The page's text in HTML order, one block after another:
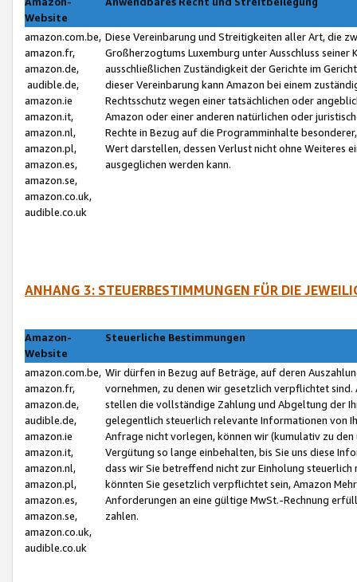
Website
amazon.com.be,
amazon.fr,
amazon.de,
audible.de,
amazon.ie
amazon.it,
amazon.nl,
amazon.pl,
amazon.es,
amazon.se,
amazon.co.uk,
audible.co.uk
Diese Vereinbarung und Streitigkeiten aller Art, die
Großherzogtums Luxemburg unter Ausschluss
ausschließlichen Zuständigkeit der Gerichte im
dieser Vereinbarung kann Amazon bei einem
Rechtsschutz wegen einer tatsächlichen oder
Amazon oder einer anderen natürlichen oder
Rechte in Bezug auf die Programminhalte
Wert darstellen, dessen Verlust nicht ohne Weiteres
ausgeglichen werden kann.
ANHANG 3: STEUERBESTIMMUNGEN FÜR DIE
Amazon-
Website
Steuerliche Bestimmungen
amazon.com.be,
amazon.fr,
amazon.de,
audible.de,
amazon.ie
amazon.it,
amazon.nl,
amazon.pl,
amazon.es,
amazon.se,
amazon.co.uk,
audible.co.uk
Wir dürfen in Bezug auf Beträge, auf deren
vornehmen, zu denen wir gesetzlich verpflichtet
stellen die vollständige Zahlung und Abgeltung der
gelegentlich steuerlich relevante Informationen von
Anfrage nicht vorlegen, können wir (kumulativ zu
Vergütung so lange einbehalten, bis Sie uns diese
dass wir Sie betreffend nicht zur Einholung
könnten Sie gesetzlich verpflichtet sein, Amazon
Anforderungen an eine gültige MwSt.-Rechnung
zahlen.